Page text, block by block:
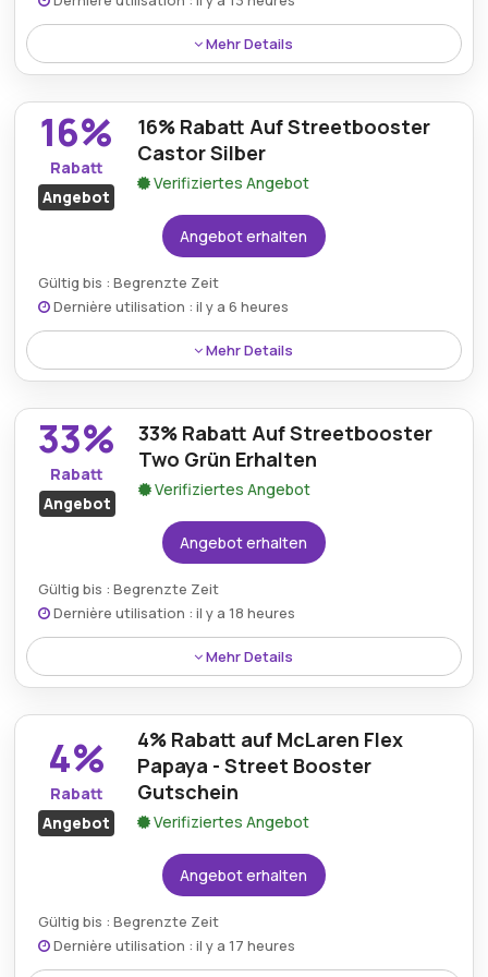
Mehr Details
Der Streetbooster Sirius in Matt Schwarz ist mit
einem 33% Nachlass erhältlich und bietet sowohl
optische als auch finanzielle Vorteile.
16%
Rabatt
Angebot
16% Rabatt Auf Streetbooster
Castor Silber
Verifiziertes Angebot
Angebot erhalten
Gültig bis : Begrenzte Zeit
Dernière utilisation : il y a 6 heures
Mehr Details
Der Streetbooster Castor in Silberfarbe kommt mit
einem 16% Preisnachlass und ist ideal für alle, die
eine stilvolle Fahrt suchen.
33%
Rabatt
Angebot
33% Rabatt Auf Streetbooster
Two Grün Erhalten
Verifiziertes Angebot
Angebot erhalten
Gültig bis : Begrenzte Zeit
Dernière utilisation : il y a 18 heures
Mehr Details
Das grüne Streetbooster Two Modell qualifiziert sich
für einen 33% Rabatt und ermöglicht deutliche
Ersparnisse bei diesem einzigartig gestalteten
Elektroroller.
4%
Rabatt
Angebot
4% Rabatt auf McLaren Flex
Papaya - Street Booster
Gutschein
Verifiziertes Angebot
Angebot erhalten
Gültig bis : Begrenzte Zeit
Dernière utilisation : il y a 17 heures